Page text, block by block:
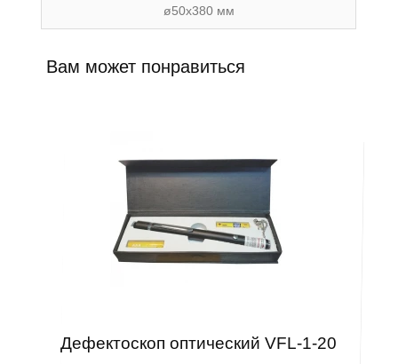
ø50x380 мм
Вам может понравиться
Дефектоскоп оптический VFL-1-20